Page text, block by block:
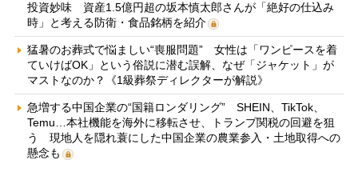
投資妙味 資産1.5億円超の坂本慎太郎さんが「絶好の仕込み
時」と考える防衛・食品銘柄を紹介
猛暑のお葬式で悩ましい“喪服問題” 女性は「ワンピースを着
ていけばOK」という俗説に潜む誤解、なぜ「ジャケット」が
マストなのか？《1級葬祭ディレクターが解説》
急増する中国企業の“国籍ロンダリング” SHEIN、TikTok、
Temu…本社機能を海外に移転させ、トランプ関税の回避を狙
う 現地人を隠れ蓑にした中国企業の農業参入・土地取得への
懸念も